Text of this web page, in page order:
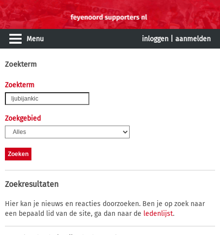
Menu inloggen aanmelden
Zoekterm
Zoekterm
Zoekgebied
Zoekresultaten
Hier kan je nieuws en reacties doorzoeken. Ben je op zoek naar
een bepaald lid van de site, ga dan naar de ledenlijst.